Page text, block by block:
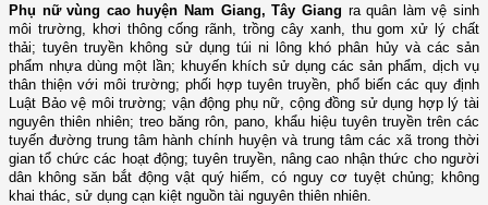
Phụ nữ vùng cao huyện Nam Giang, Tây Giang ra quân làm vệ sinh
môi trường, khơi thông cống rãnh, trồng cây xanh, thu gom xử lý chất
thải; tuyên truyền không sử dụng túi ni lông khó phân hủy và các sản
phẩm nhựa dùng một lần; khuyến khích sử dụng các sản phẩm, dịch vụ
thân thiện với môi trường; phối hợp tuyên truyền, phổ biến các quy định
Luật Bảo vệ môi trường; vận động phụ nữ, cộng đồng sử dụng hợp lý tài
nguyên thiên nhiên; treo băng rôn, pano, khẩu hiệu tuyên truyền trên các
tuyến đường trung tâm hành chính huyện và trung tâm các xã trong thời
gian tổ chức các hoạt động; tuyên truyền, nâng cao nhận thức cho người
dân không săn bắt động vật quý hiếm, có nguy cơ tuyệt chủng; không
khai thác, sử dụng cạn kiệt nguồn tài nguyên thiên nhiên.